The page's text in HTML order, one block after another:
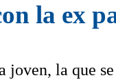
la ex
la que